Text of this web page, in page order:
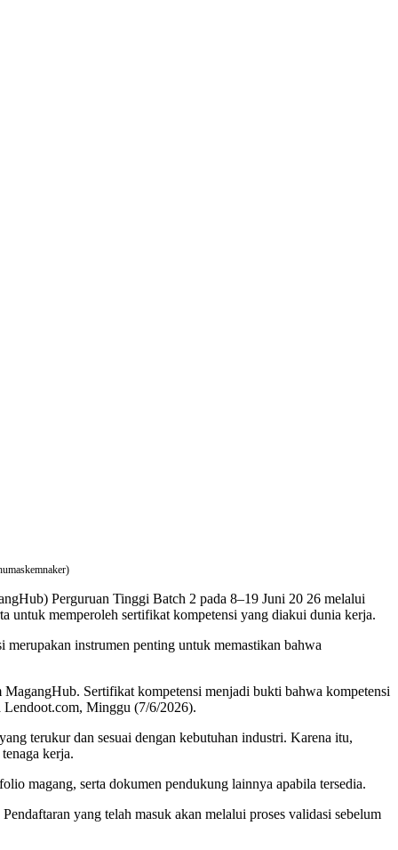
Perguruan Tinggi Batch 2 pada 8–19 Juni 20 26 melalui
untuk memperoleh sertifikat kompetensi yang diakui dunia kerja.
instrumen penting untuk memastikan bahwa
Sertifikat kompetensi menjadi bukti bahwa kompetensi
Lendoot.com, Minggu (7/6/2026).
terukur dan sesuai dengan kebutuhan industri. Karena itu,
kerja.
magang, serta dokumen pendukung lainnya apabila tersedia.
yang telah masuk akan melalui proses validasi sebelum